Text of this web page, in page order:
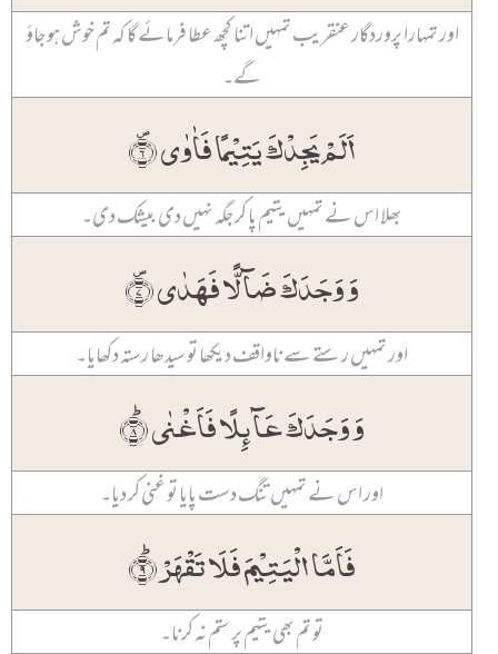
اور تمہارا پروردگار عنقریب تمہیں اتنا کچھ عطا فرمائے گا کہ تم خوش ہو جاؤ
گے۔
اَلَمۡ یَجِدۡکَ یَتِیۡمًا فَاٰوٰی ۪﴿۶﴾
بھلا اس نے تمہیں یتیم پا کر جگہ نہیں دی بیشک دی۔
وَ وَجَدَکَ ضَآلًّا فَہَدٰی ۪﴿۷﴾
اور تمہیں رستے سے ناواقف دیکھا تو سیدھا رستہ دکھایا۔
وَ وَجَدَکَ عَآئِلًا فَاَغۡنٰی ؕ﴿۸﴾
اور اس نے تمہیں تنگ دست پایا تو غنی کر دیا۔
فَاَمَّا الۡیَتِیۡمَ فَلَا تَقۡہَرۡ ؕ﴿۹﴾
تو تم بھی یتیم پر ستم نہ کرنا۔